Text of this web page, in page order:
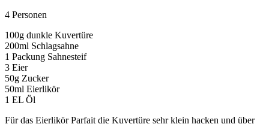
4 Personen
100g dunkle Kuvertüre
200ml Schlagsahne
1 Packung Sahnesteif
3 Eier
50g Zucker
50ml Eierlikör
1 EL Öl
Für das Eierlikör Parfait die Kuvertüre sehr klein hacken und über